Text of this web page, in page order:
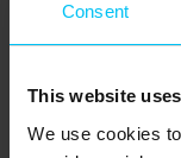
Consent
This website
We use cookies
gestattet.
Ein privater Parkplatz